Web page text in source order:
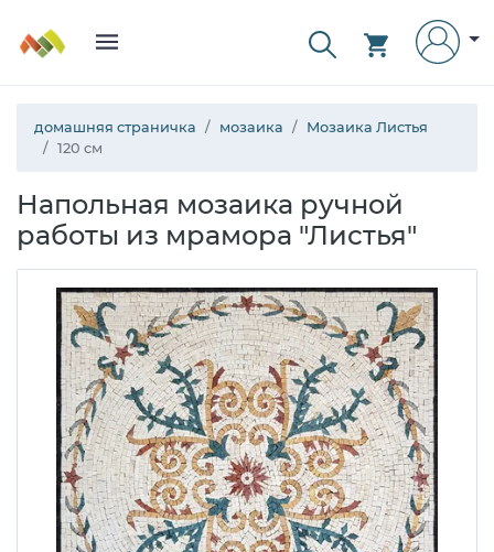
домашняя страничка мозаика
Мозаика Листья
120 см
Напольная мозаика ручной
работы из мрамора "Листья"